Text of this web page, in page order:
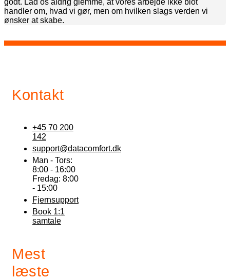
godt. Lad os aldrig glemme, at vores arbejde ikke blot
handler om, hvad vi gør, men om hvilken slags verden vi
ønsker at skabe.
Kontakt
+45 70 200
142
support@datacomfort.dk
Man - Tors:
8:00 - 16:00
Fredag: 8:00
- 15:00
Fjernsupport
Book 1:1
samtale
Mest
læste